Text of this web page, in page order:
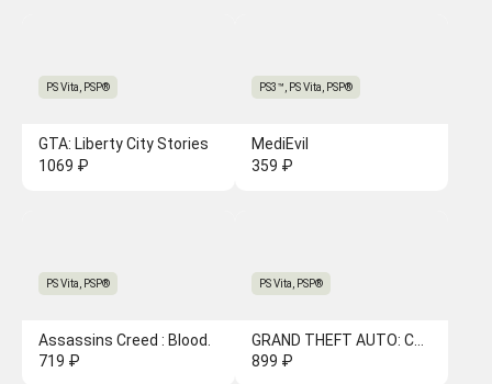
GTA: Liberty City Stories
PS Vita, PSP®
1069 ₽
MediEvil
PS3™, PS Vita, PSP®
359 ₽
PS Vita, PSP®
719 ₽
PS Vita, PSP®
899 ₽